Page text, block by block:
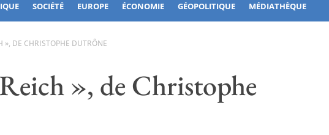
SOCIÉTÉ EUROPE ÉCONOMIE GÉOPOLITIQUE MÉDIATHÈQUE
», DE CHRISTOPHE DUTRÔNE
», de Christophe